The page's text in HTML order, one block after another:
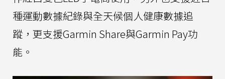
種運動數據紀錄與全天候個人健康數據追
蹤，更支援Garmin Share與Garmin Pay功
能。